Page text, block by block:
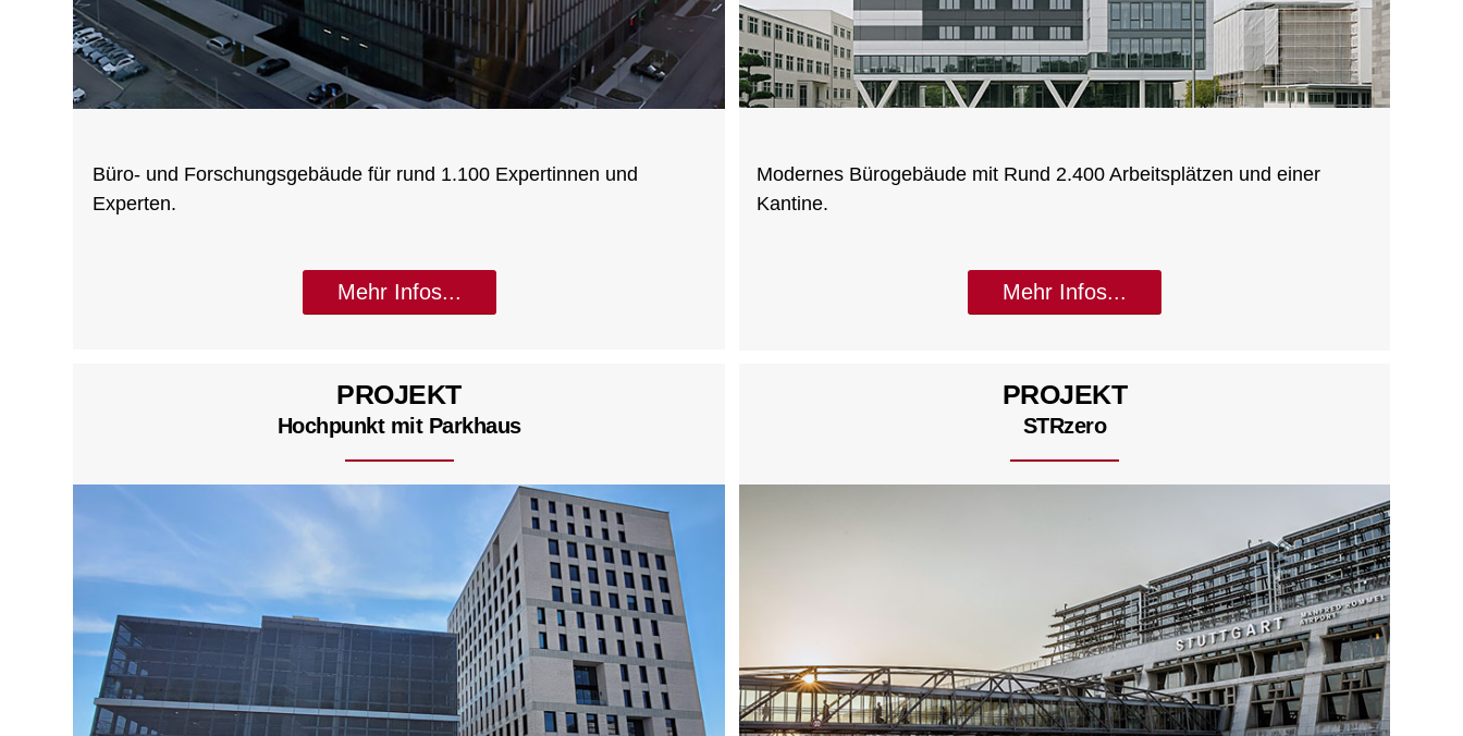
Büro- und Forschungsgebäude für rund 1.100 Expertinnen und
Experten.
Mehr Infos...
Modernes Bürogebäude mit Rund 2.400 Arbeitsplätzen und einer
Kantine.
Mehr Infos...
PROJEKT
Hochpunkt mit Parkhaus
PROJEKT
STRzero